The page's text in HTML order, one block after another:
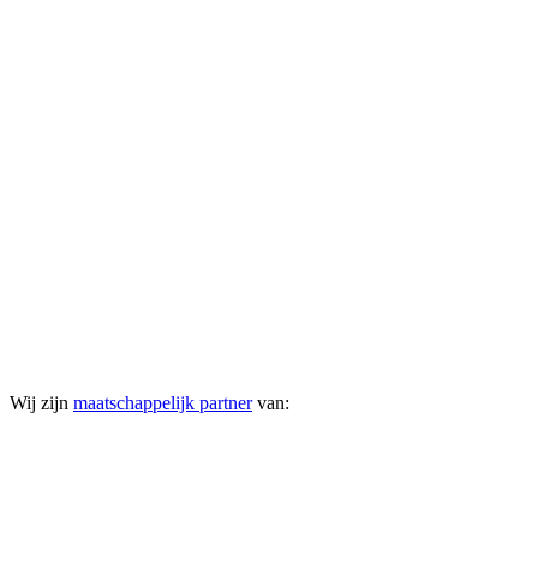
Wij zijn maatschappelijk partnervan: